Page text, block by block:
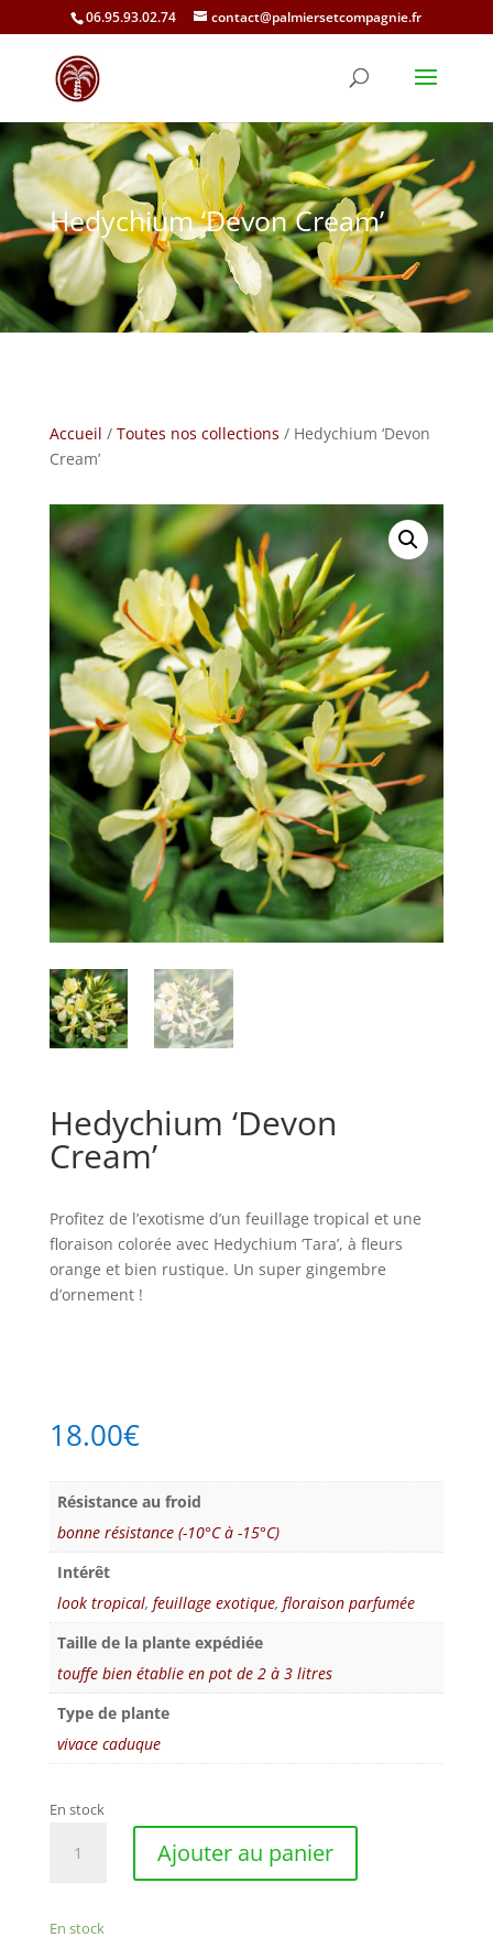
06.95.93.02.74 contact@palmiersetcompagnie.fr
Hedychium ‘Devon Cream’
Accueil / Toutes nos collections / Hedychium ‘Devon
Cream’
Hedychium ‘Devon
Cream’
Profitez de l’exotisme d’un feuillage tropical et une
floraison colorée avec Hedychium ‘Tara’, à fleurs
orange et bien rustique. Un super gingembre
d’ornement !
18.00€
Résistance au froid
bonne résistance (-10°C à -15°C)
Intérêt
look tropical, feuillage exotique, floraison parfumée
Taille de la plante expédiée
touffe bien établie en pot de 2 à 3 litres
Type de plante
vivace caduque
En stock
Cream’
Ajouter au panier
En stock